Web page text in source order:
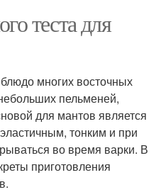
теста для
многих восточных
пельменей,
для мантов является
тонким и при
во время варки. В
приготовления